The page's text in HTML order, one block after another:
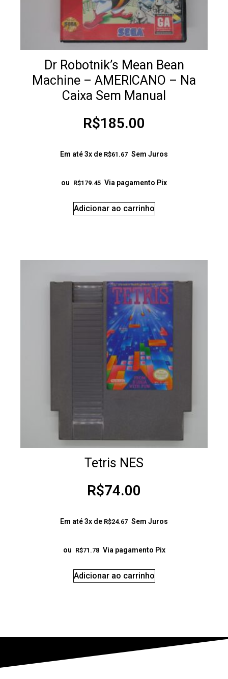
Dr Robotnik’s Mean Bean
Machine – AMERICANO – Na
Caixa Sem Manual
R$185.00
Em até 3x de R$61.67 Sem Juros
ou R$179.45 Via pagamento Pix
Adicionar ao carrinho
Tetris NES
R$74.00
Em até 3x de R$24.67 Sem Juros
ou R$71.78 Via pagamento Pix
Adicionar ao carrinho